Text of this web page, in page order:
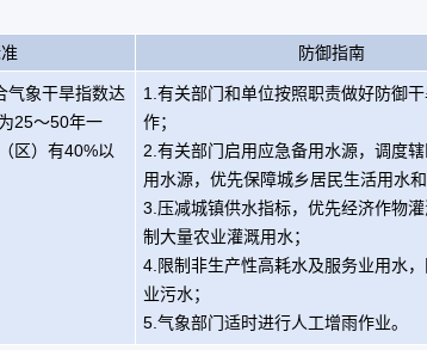
防御指南
气象干旱指数达
25～50年一
区）有40%以
1.有关部门和单位按照职责做好防御
作；
2.有关部门启用应急备用水源，调度
用水源，优先保障城乡居民生活用水和
3.压减城镇供水指标，优先经济作物
制大量农业灌溉用水；
4.限制非生产性高耗水及服务业用水
业污水；
5.气象部门适时进行人工增雨作业。